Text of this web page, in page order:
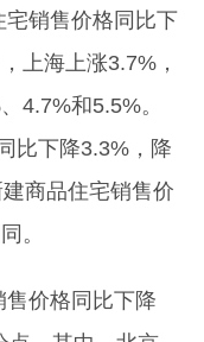
销售价格同比下
上海上涨3.7%，
4.7%和5.5%。
比下降3.3%，降
商品住宅销售价
。
价格同比下降